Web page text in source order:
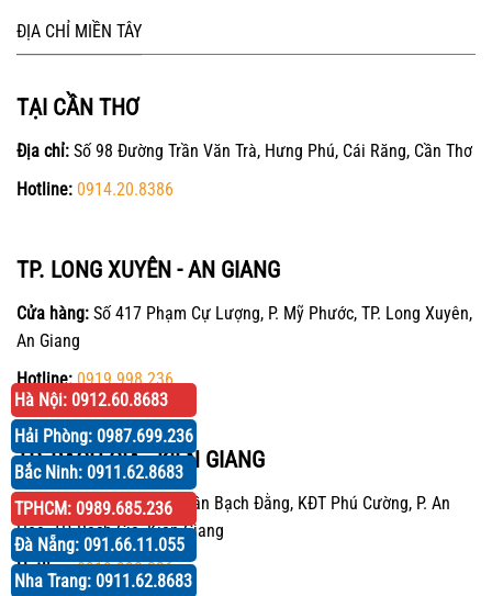
ĐỊA CHỈ MIỀN TÂY
TẠI CẦN THƠ
Địa chỉ: Số 98 Đường Trần Văn Trà, Hưng Phú, Cái Răng, Cần Thơ
Hotline: 0914.20.8386
TP. LONG XUYÊN - AN GIANG
Cửa hàng: Số 417 Phạm Cự Lượng, P. Mỹ Phước, TP. Long Xuyên,
An Giang
Hotline: 0919.998.236
TP. RẠCH GIÁ - KIÊN GIANG
Cửa hàng:P30 Căn 07 Trần Bạch Đằng, KĐT Phú Cường, P. An
Hòa, TP. Rạch Giá, Kiên Giang
Hotline: 0919.998.236
Hà Nội: 0912.60.8683
Hải Phòng: 0987.699.236
Bắc Ninh: 0911.62.8683
TPHCM: 0989.685.236
Đà Nẵng: 091.66.11.055
Nha Trang: 0911.62.8683